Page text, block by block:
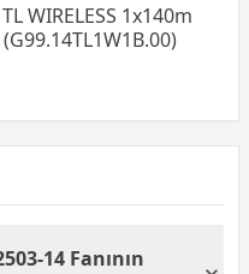
WIRELESS 1x140m
14 Fanının